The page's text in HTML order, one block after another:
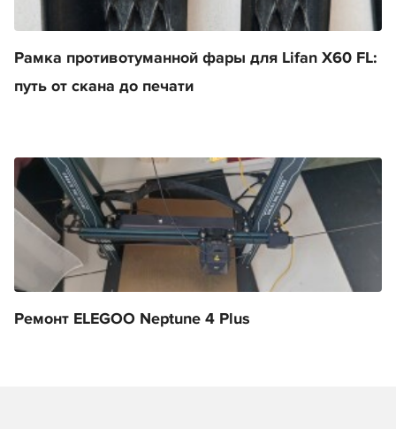
Рамка противотуманной фары для Lifan X60 FL:
путь от скана до печати
Ремонт ELEGOO Neptune 4 Plus